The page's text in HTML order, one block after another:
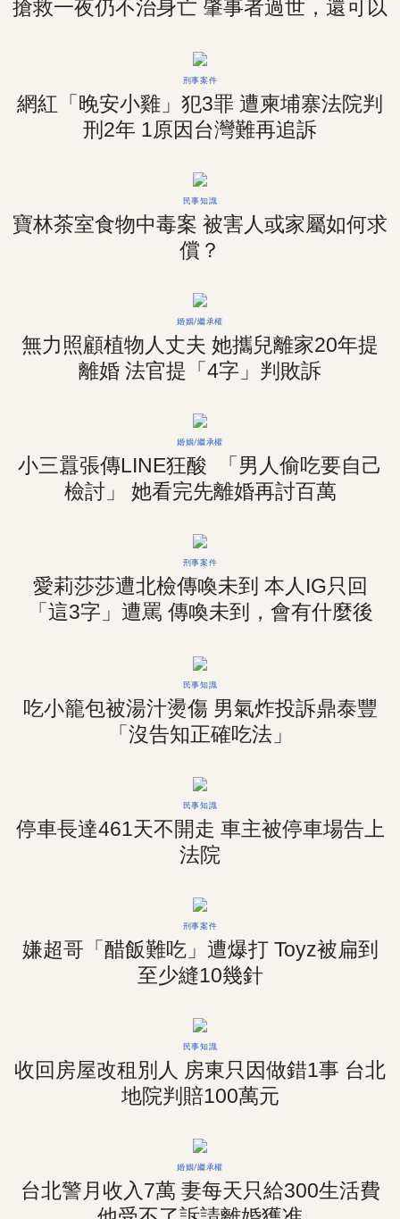
搶救一夜仍不治身亡 肇事者過世，還可以
刑事案件
網紅「晚安小雞」犯3罪 遭柬埔寨法院判
刑2年 1原因台灣難再追訴
民事知識
寶林茶室食物中毒案 被害人或家屬如何求
償？
婚姻/繼承權
無力照顧植物人丈夫 她攜兒離家20年提
離婚 法官提「4字」判敗訴
婚姻/繼承權
小三囂張傳LINE狂酸 「男人偷吃要自己
檢討」 她看完先離婚再討百萬
刑事案件
愛莉莎莎遭北檢傳喚未到 本人IG只回
「這3字」遭罵 傳喚未到，會有什麼後
民事知識
吃小籠包被湯汁燙傷 男氣炸投訴鼎泰豐
「沒告知正確吃法」
民事知識
停車長達461天不開走 車主被停車場告上
法院
刑事案件
嫌超哥「醋飯難吃」遭爆打 Toyz被扁到
至少縫10幾針
民事知識
收回房屋改租別人 房東只因做錯1事 台北
地院判賠100萬元
婚姻/繼承權
台北警月收入7萬 妻每天只給300生活費